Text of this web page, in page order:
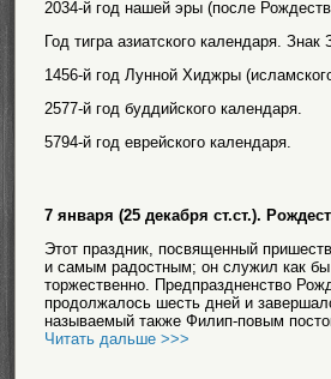
2034-й год нашей эры (после
Год тигра азиатского календаря. Знак
1456-й год Лунной Хиджры
2577-й год буддийского календаря.
5794-й год еврейского календаря.
7 января (25 декабря ст.ст.).
Этот праздник, посвященный
и самым радостным; он служил как бы
торжественно. Предпраздненство
продолжалось шесть дней и
называемый также Филип-повым
Читать дальше >>>